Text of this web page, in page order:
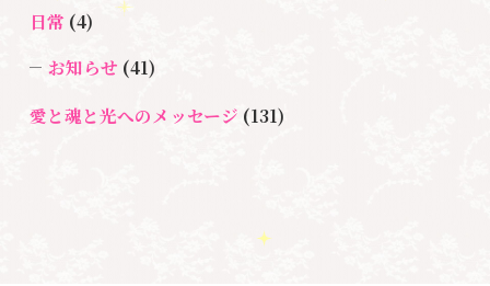
スター養成講座
＃宇宙ママももこ
日常 (4)
お知らせ (41)
愛と魂と光へのメッセージ (131)